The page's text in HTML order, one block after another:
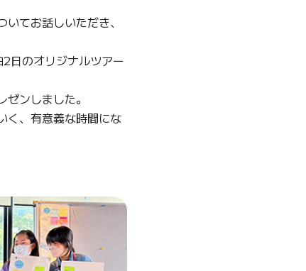
てお話しいただき、
日のオリジナルツアー
ンしました。
く、有意義な時間にな